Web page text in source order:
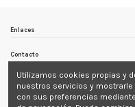
Enlaces
Contacto
Follow us
Newsletter
Utilizamos cookies propias y
nuestros servicios y
con sus preferencias